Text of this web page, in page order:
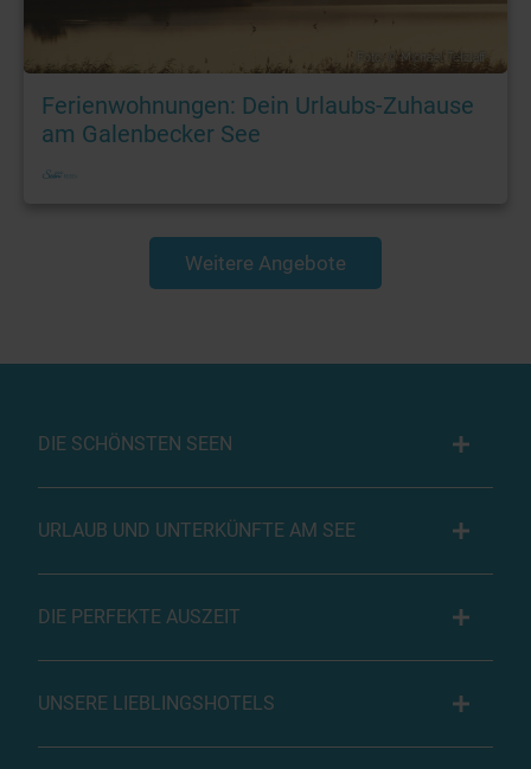
Foto: © Michael Tetzlaff
Ferienwohnungen: Dein Urlaubs-Zuhause
am Galenbecker See
Weitere Angebote
DIE SCHÖNSTEN SEEN
URLAUB UND UNTERKÜNFTE AM SEE
DIE PERFEKTE AUSZEIT
UNSERE LIEBLINGSHOTELS